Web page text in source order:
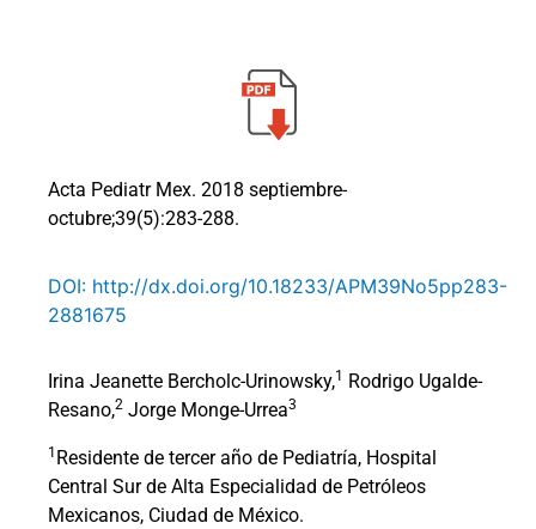
Acta Pediatr Mex. 2018 septiembre-
octubre;39(5):283-288.
DOI: http://dx.doi.org/10.18233/APM39No5pp283-
2881675
Irina Jeanette Bercholc-Urinowsky,1
Rodrigo Ugalde-
Resano,2 Jorge Monge-Urrea3
1 Residente de tercer año de Pediatría, Hospital
Central Sur de Alta Especialidad de Petróleos
Mexicanos, Ciudad de México.